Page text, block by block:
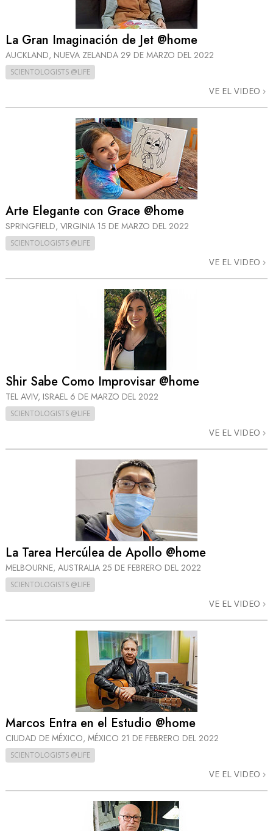
La Gran Imaginación de Jet @home
AUCKLAND, NUEVA ZELANDA 29 DE MARZO DEL 2022
SCIENTOLOGISTS @LIFE
VE EL VIDEO
Arte Elegante con Grace @home
SPRINGFIELD, VIRGINIA 15 DE MARZO DEL 2022
SCIENTOLOGISTS @LIFE
VE EL VIDEO
Shir Sabe Como Improvisar @home
TEL AVIV, ISRAEL 6 DE MARZO DEL 2022
SCIENTOLOGISTS @LIFE
VE EL VIDEO
La Tarea Hercúlea de Apollo @home
MELBOURNE, AUSTRALIA 25 DE FEBRERO DEL 2022
SCIENTOLOGISTS @LIFE
VE EL VIDEO
Marcos Entra en el Estudio @home
CIUDAD DE MÉXICO, MÉXICO 21 DE FEBRERO DEL 2022
SCIENTOLOGISTS @LIFE
VE EL VIDEO